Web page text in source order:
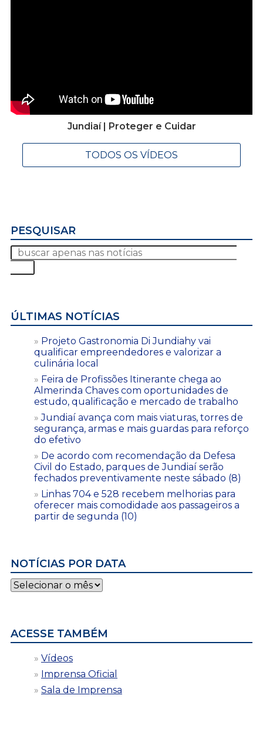
Jundiaí | Proteger e Cuidar
TODOS OS VÍDEOS
PESQUISAR
ÚLTIMAS NOTÍCIAS
Projeto Gastronomia Di Jundiahy vai
qualificar empreendedores e valorizar a
culinária local
Feira de Profissões Itinerante chega ao
Almerinda Chaves com oportunidades de
estudo, qualificação e mercado de trabalho
Jundiaí avança com mais viaturas, torres de
segurança, armas e mais guardas para reforço
do efetivo
De acordo com recomendação da Defesa
Civil do Estado, parques de Jundiaí serão
fechados preventivamente neste sábado (8)
Linhas 704 e 528 recebem melhorias para
oferecer mais comodidade aos passageiros a
partir de segunda (10)
NOTÍCIAS POR DATA
Notícias
por
ACESSE TAMBÉM
Vídeos
Imprensa Oficial
Sala de Imprensa